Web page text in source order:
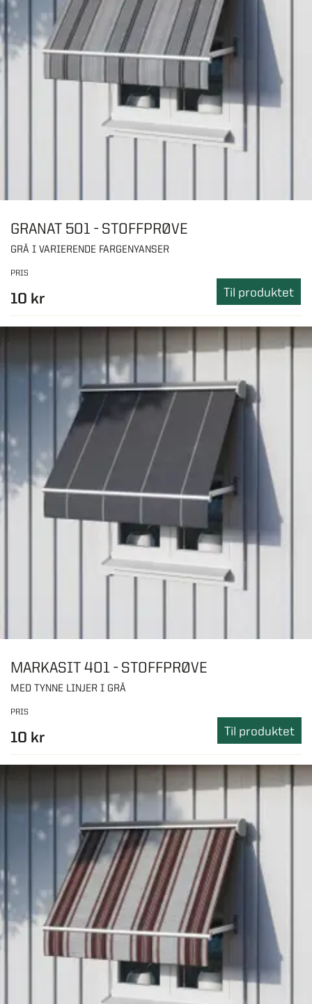
GRANAT 501 - STOFFPRØVE
GRÅ I VARIERENDE FARGENYANSER
PRIS
10 kr Til produktet
MARKASIT 401 - STOFFPRØVE
MED TYNNE LINJER I GRÅ
PRIS
10 kr Til produktet